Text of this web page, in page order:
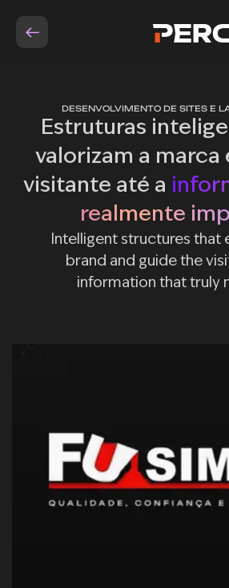
DESENVOLVIMENTO DE SITES E
Estruturas
valorizam a marca
visitante até a
realmente
Intelligent structures that
brand and guide the
information that truly